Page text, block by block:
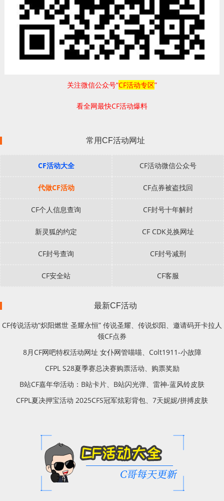
关注微信公众号“CF活动专区”
看全网最快CF活动爆料
常用CF活动网址
CF活动大全 CF活动微信公众号
代做CF活动 CF点券被盗找回
CF个人信息查询 CF封号十年解封
新灵狐的约定 CF CDK兑换网址
CF封号查询 CF封号减刑
CF安全站 CF客服
最新CF活动
CF传说活动“炽阳燃世 圣耀永恒” 传说圣耀、传说炽阳、邀请码开卡拉人
领CF点券
8月CF网吧特权活动网址 女仆网管喵喵、Colt1911-小故障
CFPL S28夏季赛总决赛购票活动、购票奖励
B站CF嘉年华活动：B站卡片、B站闪光弹、雷神-蓝风铃皮肤
CFPL夏决押宝活动 2025CFS冠军炫彩背包、7天妮妮/拼搏皮肤